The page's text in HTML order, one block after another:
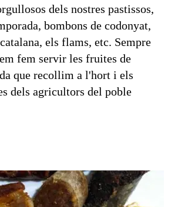
dels nostres pastissos,
bombons de codonyat,
els flams, etc. Sempre
fem servir les fruites de
que recollim a l'hort i els
dels agricultors del poble